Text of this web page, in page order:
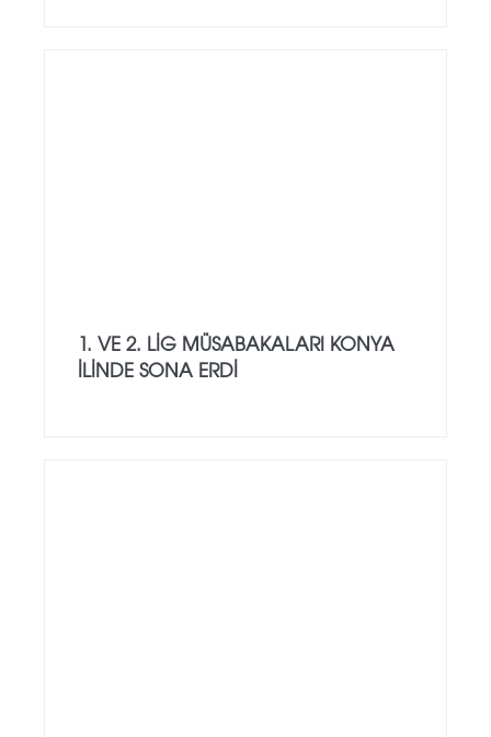
1. VE 2. LIG MÜSABAKALARI KONYA
İLINDE SONA ERDI